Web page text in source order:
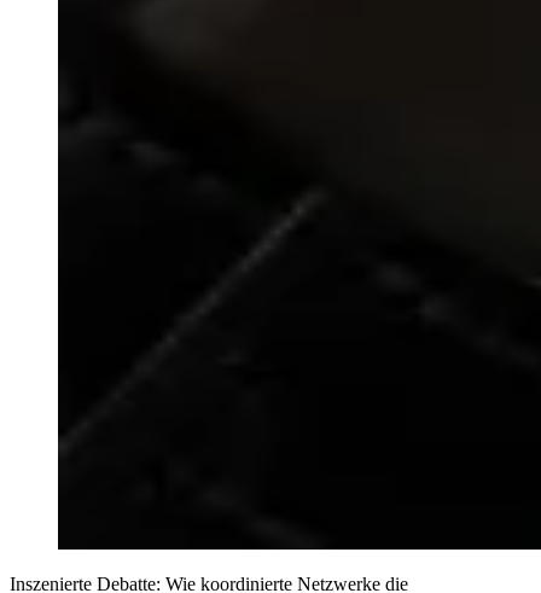
Inszenierte Debatte: Wie koordinierte Netzwerke die